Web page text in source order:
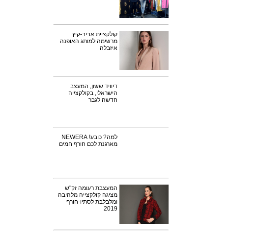
קולקציית אביב-קיץ
מרשימה למותג האופנה
איזבלה
דיוויד ששון, המעצב
הישראלי, בקולקצייה
חדשה לגבר
למה? כובע! NEWERA
מארגנת לכם חורף חמים
המעצבת רעומה זק"ש
מציגה קולקצייה מלהיבה
ומלבלבת לסתיו-חורף
2019